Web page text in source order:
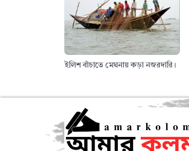
ইলিশ বাঁচাতে মেঘনায় কড়া নজরদারি।